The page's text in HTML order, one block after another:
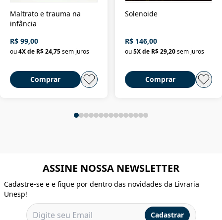
Maltrato e trauma na
infância
R$ 99,00
ou4X de R$ 24,75sem juros
Comprar
Solenoide
R$ 146,00
ou 5X de R$ 29,20 sem juros
Comprar
ASSINE NOSSA NEWSLETTER
Cadastre-se e e fique por dentro das novidades da Livraria
Unesp!
Cadastrar